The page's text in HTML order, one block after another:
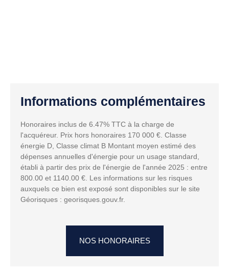
Informations complémentaires
Honoraires inclus de 6.47% TTC à la charge de
l'acquéreur. Prix hors honoraires 170 000 €. Classe
énergie D, Classe climat B Montant moyen estimé des
dépenses annuelles d'énergie pour un usage standard,
établi à partir des prix de l'énergie de l'année 2025 : entre
800.00 et 1140.00 €. Les informations sur les risques
auxquels ce bien est exposé sont disponibles sur le site
Géorisques : georisques.gouv.fr.
NOS HONORAIRES